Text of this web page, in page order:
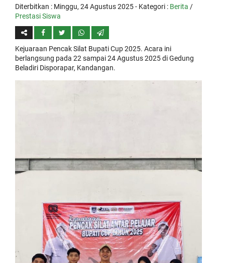
Diterbitkan : Minggu, 24 Agustus 2025- Kategori : Berita /
Prestasi Siswa
Kejuaraan Pencak Silat Bupati Cup 2025. Acara ini
berlangsung pada 22 sampai 24 Agustus 2025 di Gedung
Beladiri Disporapar, Kandangan.